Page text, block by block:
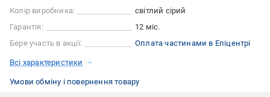
Колір виробника:
світлий сірий
Гарантія:
12 міс.
Бере участь в акції:
Оплата частинами в Епіцентрі
Всі характеристики
Умови обміну і повернення товару